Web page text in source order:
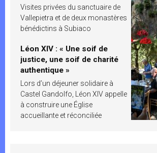
Visites privées du sanctuaire de
Vallepietra et de deux monastères
bénédictins à Subiaco
Léon XIV : « Une soif de
justice, une soif de charité
authentique »
Lors d’un déjeuner solidaire à
Castel Gandolfo, Léon XIV appelle
à construire une Église
accueillante et réconciliée